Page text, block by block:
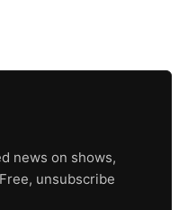
news on shows,
unsubscribe